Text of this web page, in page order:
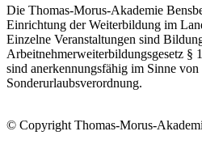
Die Thomas-Morus-Akademie
Einrichtung der Weiterbildung im
Einzelne Veranstaltungen sind
Arbeitnehmerweiterbildungsgesetz §
sind anerkennungsfähig im Sinne
Sonderurlaubsverordnung.
© Copyright Thomas-Morus-